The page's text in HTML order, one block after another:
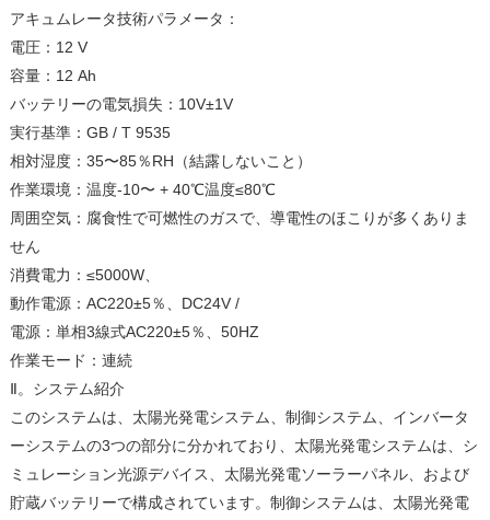
アキュムレータ技術パラメータ：
電圧：12 V
容量：12 Ah
バッテリーの電気損失：10V±1V
実行基準：GB / T 9535
相対湿度：35〜85％RH（結露しないこと）
作業環境：温度-10〜 + 40℃温度≤80℃
周囲空気：腐食性で可燃性のガスで、導電性のほこりが多くありま
せん
消費電力：≤5000W、
動作電源：AC220±5％、DC24V /
電源：単相3線式AC220±5％、50HZ
作業モード：連続
Ⅱ。システム紹介
このシステムは、太陽光発電システム、制御システム、インバータ
ーシステムの3つの部分に分かれており、太陽光発電システムは、シ
ミュレーション光源デバイス、太陽光発電ソーラーパネル、および
貯蔵バッテリーで構成されています。制御システムは、太陽光発電